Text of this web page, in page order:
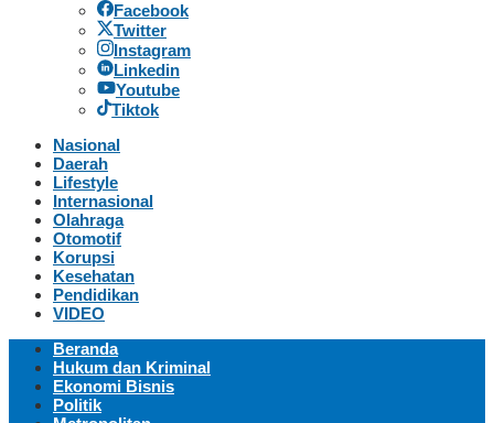
Facebook
Twitter
Instagram
Linkedin
Youtube
Tiktok
Nasional
Daerah
Lifestyle
Internasional
Olahraga
Otomotif
Korupsi
Kesehatan
Pendidikan
VIDEO
Beranda
Hukum dan Kriminal
Ekonomi Bisnis
Politik